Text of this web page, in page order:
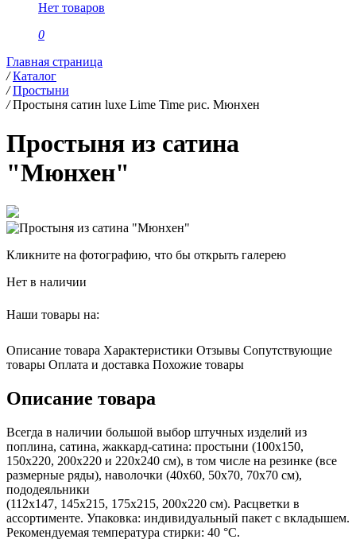
Нет товаров
0
Главная страница
/ Каталог
/ Простыни
/ Простыня сатин luxe Lime Time рис. Мюнхен
Простыня из сатина
"Мюнхен"
Кликните на фотографию, что бы открыть галерею
Нет в наличии
Наши товары на:
Описание товара Характеристики Отзывы Сопутствующие
товары Оплата и доставка Похожие товары
Описание товара
Всегда в наличии большой выбор штучных изделий из
поплина, сатина, жаккард-сатина: простыни (100х150,
150х220, 200х220 и 220х240 см), в том числе на резинке (все
размерные ряды), наволочки (40х60, 50х70, 70х70 см),
пододеяльники
(112х147, 145х215, 175х215, 200х220 см). Расцветки в
ассортименте. Упаковка: индивидуальный пакет с вкладышем.
Рекомендуемая температура стирки: 40 °С.